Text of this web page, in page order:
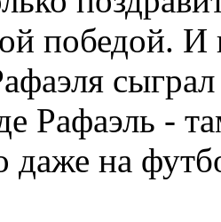
победой. И
Рафаэль -
даже на